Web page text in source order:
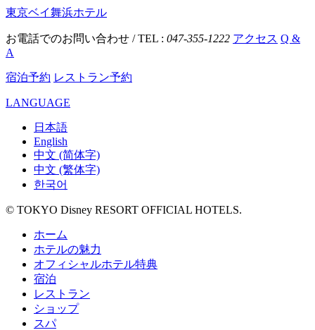
東京ベイ舞浜ホテル
お電話でのお問い合わせ / TEL : 047-355-1222 アクセス Q &
A
宿泊予約 レストラン予約
LANGUAGE
日本語
English
中文 (简体字)
中文 (繁体字)
한국어
© TOKYO Disney RESORT OFFICIAL HOTELS.
ホーム
ホテルの魅力
オフィシャルホテル特典
宿泊
レストラン
ショップ
スパ